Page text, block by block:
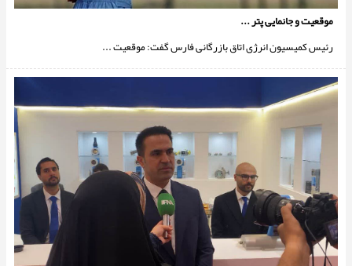
موقعیت و جانمایی پتر ...
رئیس کمیسیون انرژی اتاق بازرگانی فارس گفت: موقعیت ...